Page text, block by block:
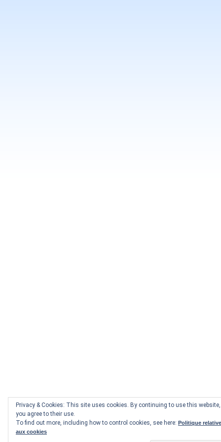
Privacy & Cookies: This site uses cookies. By continuing to use this website,
you agree to their use.
To find out more, including how to control cookies, see here: Politique relative
aux cookies